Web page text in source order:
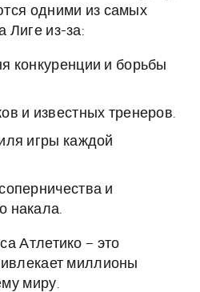
одними из самых
Лиге из-за:
конкуренции и борьбы
и известных тренеров.
игры каждой
и
накала.
Атлетико – это
миллионы
миру.